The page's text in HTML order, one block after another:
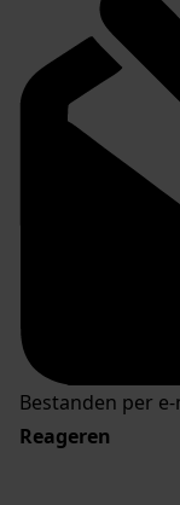
Bestanden per
Reageren